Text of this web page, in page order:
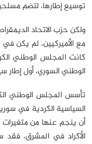
توسيع إطارها، لتضم
ولكن حزب الاتحاد
مع الأميركيين، لم يكن
الوطني السوري، أول إطار
تأسس المجلس الوطني
السياسية الكردية في
أن ينجم عنها من
الأكراد في المشرق،